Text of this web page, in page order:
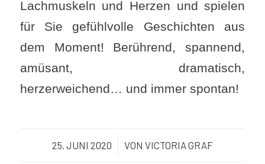
Lachmuskeln und Herzen und spielen
für Sie gefühlvolle Geschichten aus
dem Moment! Berührend, spannend,
amüsant, dramatisch,
herzerweichend… und immer spontan!
25. JUNI 2020
/ VON VICTORIA GRAF